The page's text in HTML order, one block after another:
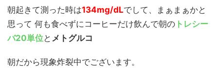
朝起きて測った時は134mg/dLでして、まぁまぁかと
思って 何も食べずにコーヒーだけ飲んで朝の トレシー
バ20単位と メトグルコ
朝だから現象炸裂中でございます。